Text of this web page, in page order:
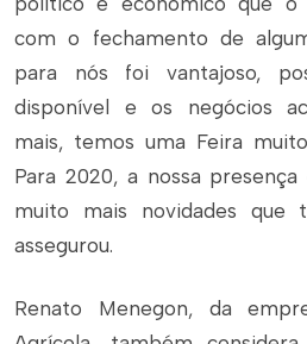
com o fechamento de
para nós foi vantajoso,
disponível e os negócios
mais, temos uma Feira
Para 2020, a nossa
muito mais novidades que
assegurou.
Renato Menegon, da